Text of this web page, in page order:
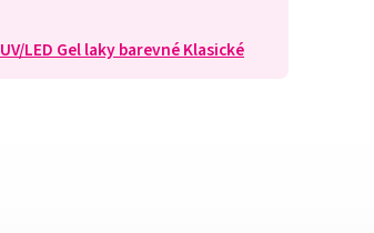
UV/LED Gel laky barevné Klasické